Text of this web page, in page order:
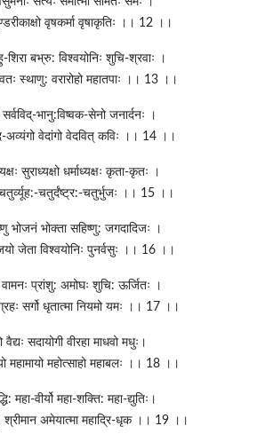
वृषकर्मा वृषाकृतिः ।। 12 ।।
शिरा बभ्रु: विश्वयोनिः शुचि-श्रवाः ।
स्थाणु: वरारोहो महातपाः ।। 13 ।।
सर्वविद्-भानु:विष्वक-सेनो जनार्दनः ।
अव्यंगो वेदांगो वेदवित् कविः ।। 14 ।।
सुराध्यक्षो धर्माध्यक्षः कृता-कृतः ।
चतुर्दंष्ट्र:-चतुर्भुजः ।। 15 ।।
भोजनं भोक्ता सहिष्णु: जगदादिजः ।
जेता विश्वयोनिः पुनर्वसुः ।। 16 ।।
प्रांशु: अमोघः शुचि: ऊर्जितः ।
सर्गो धृतात्मा नियमो यमः ।। 17 ।।
वैद्यः सदायोगी वीरहा माधवो मधुः।
महामायो महोत्साहो महाबलः ।। 18 ।।
महा-वीर्यो महा-शक्ति: महा-द्युतिः।
श्रीमान अमेयात्मा महाद्रि-धृक ।। 19 ।।